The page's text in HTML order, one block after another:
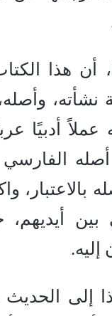
أن هذا
نشأته،
أدبيًا
الفارسي
بالاعتبار،
بين أيديهم،
إلى